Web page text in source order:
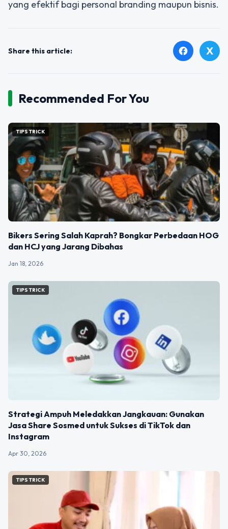
yang efektif bagi personal branding maupun bisnis.
Share this article: facebook X
Recommended For You
TIPS TRICK
Bikers Sering Salah Kaprah? Bongkar Perbedaan HOG
dan HCJ yang Jarang Dibahas
Jan 18, 2026
TIPS TRICK
Strategi Ampuh Meledakkan Jangkauan: Gunakan
Jasa Share Sosmed untuk Sukses di TikTok dan
Instagram
Apr 30, 2026
TIPS TRICK